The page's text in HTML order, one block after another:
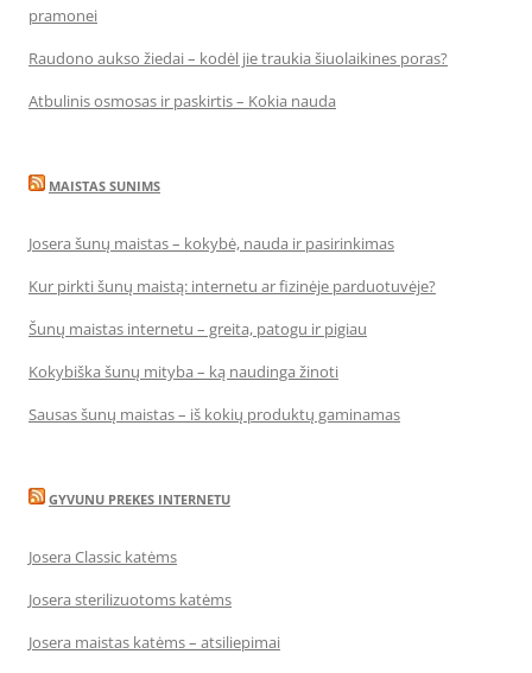
pramonei
Raudono aukso žiedai – kodėl jie traukia šiuolaikines poras?
Atbulinis osmosas ir paskirtis – Kokia nauda
MAISTAS SUNIMS
Josera šunų maistas – kokybė, nauda ir pasirinkimas
Kur pirkti šunų maistą: internetu ar fizinėje parduotuvėje?
Šunų maistas internetu – greita, patogu ir pigiau
Kokybiška šunų mityba – ką naudinga žinoti
Sausas šunų maistas – iš kokių produktų gaminamas
GYVUNU PREKES INTERNETU
Josera Classic katėms
Josera sterilizuotoms katėms
Josera maistas katėms – atsiliepimai